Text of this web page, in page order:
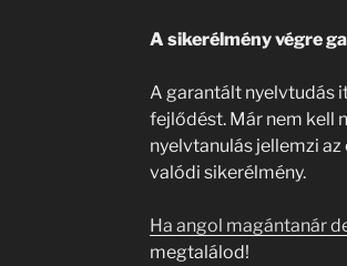
A sikerélmény végre
A garantált nyelvtudás
fejlődést. Már nem kell
nyelvtanulás jellemzi
valódi sikerélmény.
Ha angol magántanár
megtalálod!